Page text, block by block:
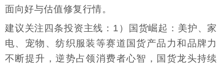
面向好与估值修复行情。
建议关注四条投资主线：1）国货崛起：美护、家
电、宠物、纺织服装等赛道国货产品力和品牌力
不断提升，逆势占领消费者心智，国货龙头持续